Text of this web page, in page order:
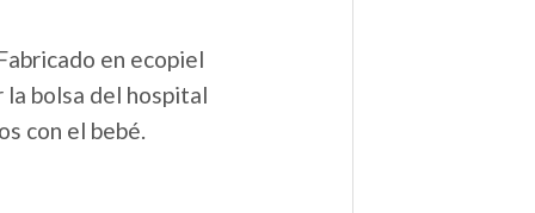
en ecopiel
bolsa del hospital
con el bebé.